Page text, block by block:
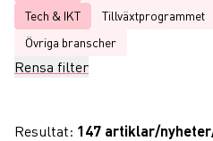
Tech & IKT
Tillväxtprogrammet
Övriga branscher
Rensa filter
Resultat: 147 artiklar/